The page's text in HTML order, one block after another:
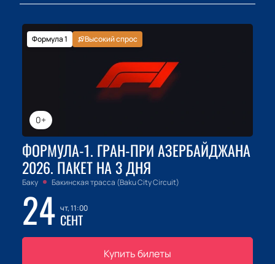
0+
Формула 1 Высокий спрос
ФОРМУЛА-1. ГРАН-ПРИ АЗЕРБАЙДЖАНА
2026. ПАКЕТ НА 3 ДНЯ
Баку Бакинская трасса (Baku City Circuit)
24 чт, 11:00
СЕНТ
Купить билеты